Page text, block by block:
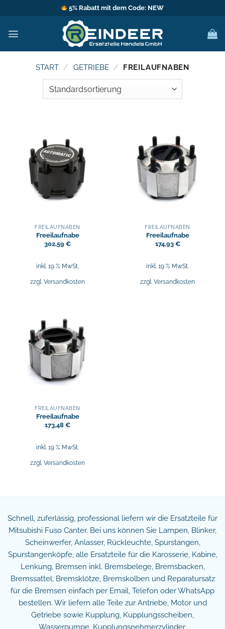
springen
5% Rabatt mit dem Code: NEW
START / GETRIEBE / FREILAUFNABEN
FREILAUFNABEN
Freeilaufnabe
302,59 €
inkl. 19 % MwSt.
zzgl. Versandkosten
FREILAUFNABEN
Freeilaufnabe
174,93 €
inkl. 19 % MwSt.
zzgl. Versandkosten
FREILAUFNABEN
Freeilaufnabe
173,48 €
inkl. 19 % MwSt.
zzgl. Versandkosten
Schnell, zuferlässig, professional liefern wir die Ersatzteile für
Mitsubishi Fuso Canter. Bei uns können Sie Lampen, Blinker,
Scheinwerfer, Anlasser, Rückleuchte, Spurstangen,
Spurstangenköpfe, alle Ersatzteile für die Karosserie, Kabine,
Lenkung, Bremsen inkl. Bremsbelege, Bremsbacken,
Bremssattel, Bremsklötze, Bremskolben und Reparatursatz
für die Bremsen einfach per Email, Telefon oder WhatsApp
bestellen. Wir liefern alle Teile zur Antriebe, Motor und
Getriebe sowie Kupplung, Kupplungsscheiben,
Wasserpumpe, Kupplungsnehmerzylinder,